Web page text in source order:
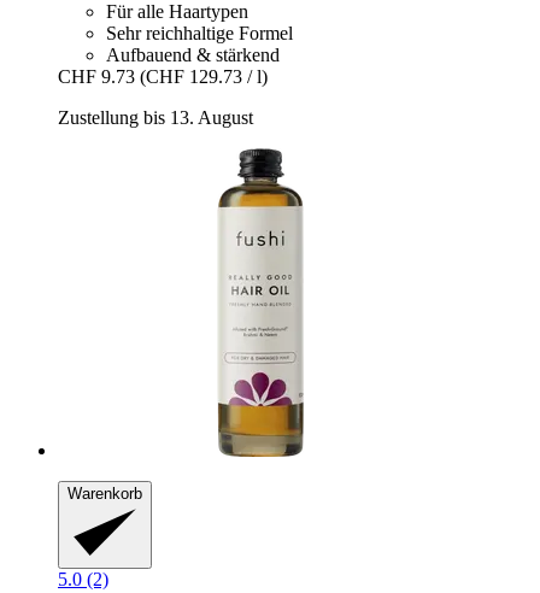
Für alle Haartypen
Sehr reichhaltige Formel
Aufbauend & stärkend
CHF 9.73 (CHF 129.73 / l)
Zustellung bis 13. August
Warenkorb
5.0 (2)